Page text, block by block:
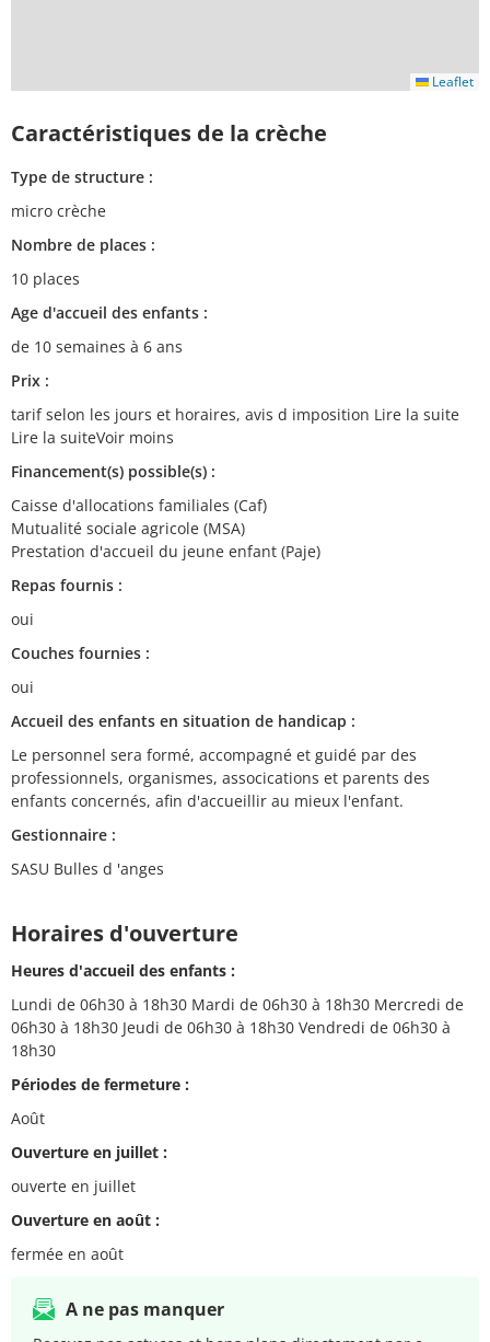
Leaflet
Caractéristiques de la crèche
Type de structure :
micro crèche
Nombre de places :
10 places
Age d'accueil des enfants :
de 10 semaines à 6 ans
Prix :
tarif selon les jours et horaires, avis d imposition Lire la suite
Lire la suiteVoir moins
Financement(s) possible(s) :
Caisse d'allocations familiales (Caf)
Mutualité sociale agricole (MSA)
Prestation d'accueil du jeune enfant (Paje)
Repas fournis :
oui
Couches fournies :
oui
Accueil des enfants en situation de handicap :
Le personnel sera formé, accompagné et guidé par des
professionnels, organismes, assocications et parents des
enfants concernés, afin d'accueillir au mieux l'enfant.
Gestionnaire :
SASU Bulles d 'anges
Horaires d'ouverture
Heures d'accueil des enfants :
Lundi de 06h30 à 18h30 Mardi de 06h30 à 18h30 Mercredi de
06h30 à 18h30 Jeudi de 06h30 à 18h30 Vendredi de 06h30 à
18h30
Périodes de fermeture :
Août
Ouverture en juillet :
ouverte en juillet
Ouverture en août :
fermée en août
A ne pas manquer